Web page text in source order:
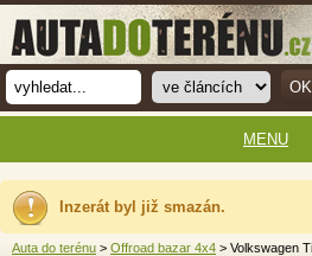
Inzerát byl již smazán.
Auta do terénu > Offroad bazar 4x4 > Volkswagen
MENU